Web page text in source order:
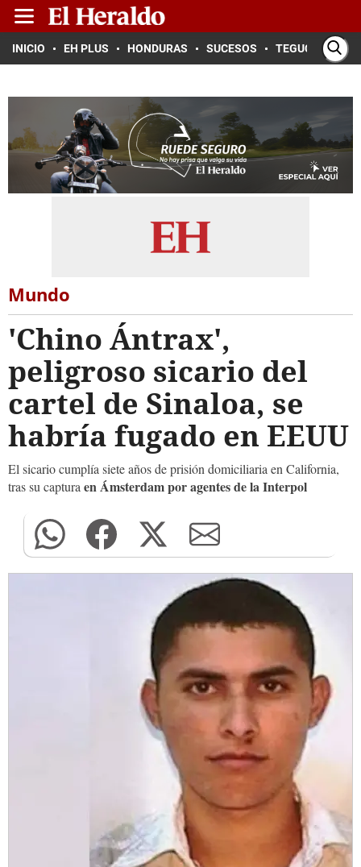
INICIO EH PLUS HONDURAS SUCESOS TEGUCIGALPA
Mundo
'Chino Ántrax',
peligroso sicario del
cartel de Sinaloa, se
habría fugado en EEUU
El sicario cumplía siete años de prisión domiciliaria en California,
tras su captura en Ámsterdam por agentes de la Interpol